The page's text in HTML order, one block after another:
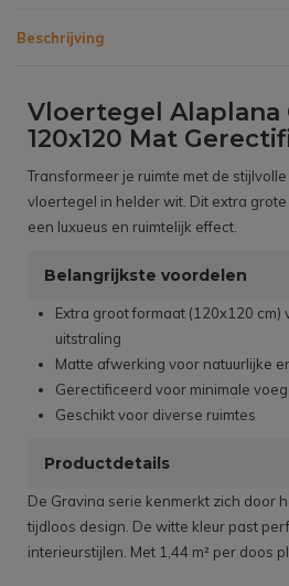
Beschrijving
Vloertegel Alaplana
120x120 Mat
Transformeer je ruimte met de
vloertegel in helder wit. Dit extra
een luxueus en ruimtelijk effect.
Belangrijkste voordelen
Extra groot formaat (120x120 cm)
uitstraling
Matte afwerking voor natuurlijke
Gerectificeerd voor minimale
Geschikt voor diverse ruimtes
Productdetails
De Gravina serie kenmerkt zich door
tijdloos design. De witte kleur past
interieurstijlen. Met 1,44 m² per doos